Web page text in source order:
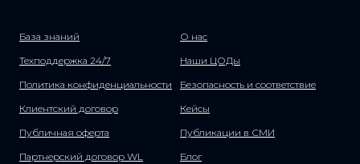
База знаний
Техподдержка 24/7
Политика конфиденциальности
Клиентский договор
Публичная оферта
Партнерский договор WL
О нас
Наши ЦОДы
Безопасность и соответствие
Кейсы
Публикации в СМИ
Блог